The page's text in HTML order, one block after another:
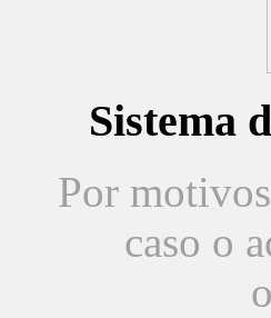
Sistema
Por
caso o